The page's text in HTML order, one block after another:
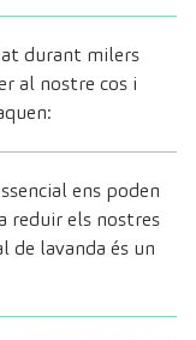
durant milers
al nostre cos i
ens poden
reduir els nostres
de lavanda és un